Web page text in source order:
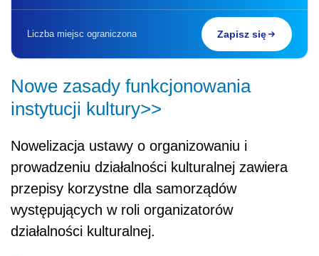
Liczba miejsc ograniczona Zapisz się
Nowe zasady funkcjonowania
instytucji kultury>>
Nowelizacja ustawy o organizowaniu i
prowadzeniu działalności kulturalnej zawiera
przepisy korzystne dla samorządów
występujących w roli organizatorów
działalności kulturalnej.